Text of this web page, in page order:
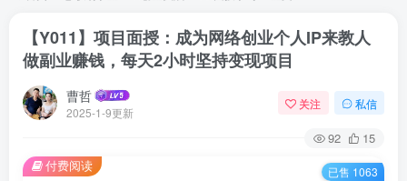
【Y011】项目面授：成为网络创业个人IP来教人
做副业赚钱，每天2小时坚持变现项目
曹哲
2025-1-9更新
关注 私信
92 15
付费阅读 已售 1063